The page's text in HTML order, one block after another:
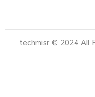
techmisr © 2024 All